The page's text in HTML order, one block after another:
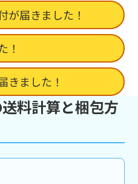
が届きました！
！
きました！
料計算と梱包方